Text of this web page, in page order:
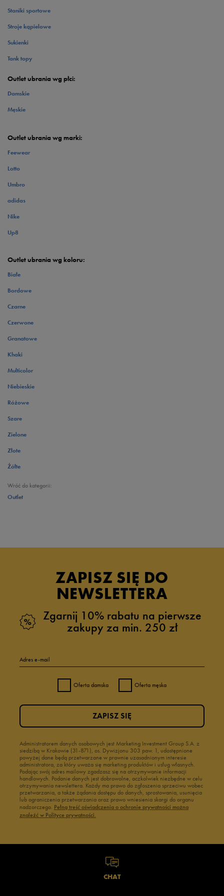
Staniki sportowe
Stroje kąpielowe
Sukienki
Tank topy
Outlet ubrania wg płci:
Damskie
Męskie
Outlet ubrania wg marki:
Feewear
Lotto
Umbro
adidas
Nike
Up8
Outlet ubrania wg koloru:
Białe
Bordowe
Czarne
Czerwone
Granatowe
Khaki
Multicolor
Niebieskie
Różowe
Szare
Zielone
Złote
Żółte
Wróć do kategorii:
Outlet
ZAPISZ SIĘ DO
NEWSLETTERA
Zgarnij 10% rabatu na pierwsze
zakupy za min. 250 zł
Adres e-mail
Oferta damska Oferta męska
Administratorem danych osobowych jest Marketing Investment Group S.A. z
siedzibą w Krakowie (31-871), os. Dywizjonu 303 paw. 1, udostępnione
powyżej dane będą przetwarzane w prawnie uzasadnionym interesie
administratora, za który uważa się marketing produktów i usług własnych.
Podając swój adres mailowy zgadzasz się na otrzymywanie informacji
handlowych. Podanie danych jest dobrowolne, aczkolwiek niezbędne w celu
otrzymywania newslettera. Każdy ma prawo do zgłoszenia sprzeciwu wobec
przetwarzania, a także żądania dostępu do danych, sprostowania, usunięcia
lub ograniczenia przetwarzania oraz prawo wniesienia skargi do organu
nadzorczego. Pełną treść oświadczenia o ochronie prywatności można
znaleźć w Polityce prywatności.
ZAPISZ SIĘ
CHAT